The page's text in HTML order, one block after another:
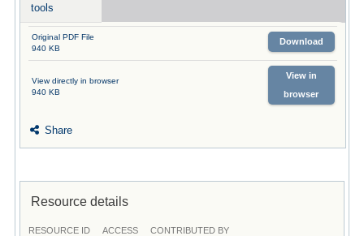
tools
Original PDF File
940 KB
Download
View directly in browser
940 KB
View in
browser
Share
Resource details
RESOURCE ID ACCESS CONTRIBUTED BY